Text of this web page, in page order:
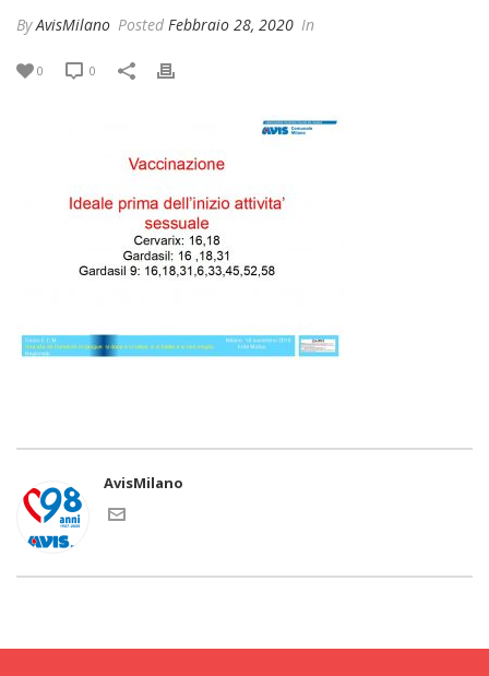
ByAvisMilano Posted Febbraio 28, 2020 In
0 0
AvisMilano